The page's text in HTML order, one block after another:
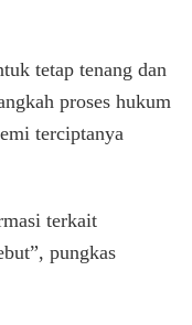
tetap tenang dan
proses hukum
terciptanya
terkait
pungkas